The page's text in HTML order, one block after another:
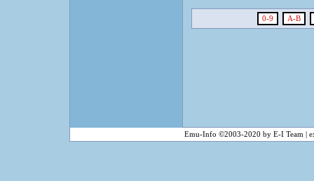
0-9 A-B
Emu-Info ©2003-2020 by E-I Team |